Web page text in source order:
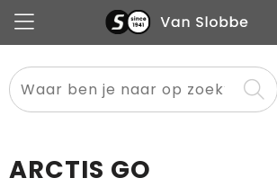
Alle categorieën
Pennen
Flessen
Meest gekozen
Boodschappen- en draagtassen
ARCTIS GO